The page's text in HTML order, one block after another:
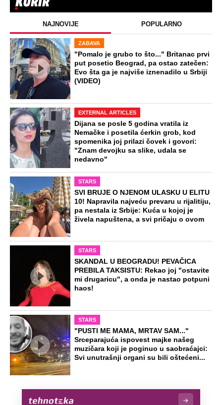
NAJNOVIJE POPULARNO
ZABAVA
"Pomalo je grubo to što..." Britanac prvi
put posetio Beograd, pa ostao zatečen:
Evo šta ga je najviše iznenadilo u Srbiji
(VIDEO)
EXTERNAL ARTICLES
Dijana se posle 5 godina vratila iz
Nemačke i posetila ćerkin grob, kod
spomenika joj prilazi čovek i govori:
"Znam devojku sa slike, udala se
nedavno"
STARS
SVI BRUJE O NJENOM ULASKU U ELITU
10! Napravila najveću prevaru u rijalitiju,
pa nestala iz Srbije: Kuća u kojoj je
živela napuštena, a svi pričaju o ovom
STARS
SKANDAL U BEOGRADU! PEVAČICA
PREBILA TAKSISTU: Rekao joj "ostavite
mi drugaricu", a onda je nastao potpuni
haos!
STARS
"PUSTI ME MAMA, MRTAV SAM..."
Srceparajuća ispovest majke našeg
muzičara koji je poginuo u saobraćajci:
Svi unutrašnji organi su bili oštećeni...